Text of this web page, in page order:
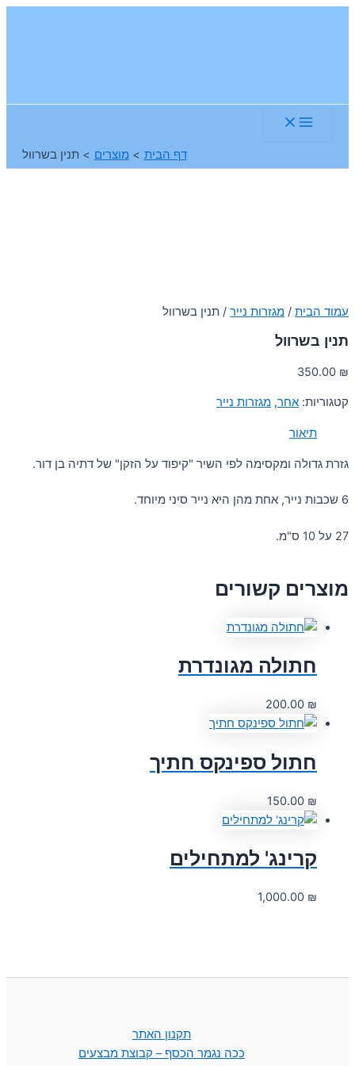
Main
Menu
דף הבית
מוצרים תנין בשרוול
עמוד הבית / מגזרות נייר / תנין בשרוול
תנין בשרוול
350.00 ₪
קטגוריות: אחר, מגזרות נייר
תיאור
גזרת גדולה ומקסימה לפי השיר "קיפוד על הזקן" של דתיה בן דור.
6 שכבות נייר, אחת מהן היא נייר סיני מיוחד.
27 על 10 ס"מ.
מוצרים קשורים
חתולה מגונדרת
200.00 ₪
חתול ספינקס חתיך
150.00 ₪
קרינג' למתחילים
1,000.00 ₪
תקנון האתר
ככה נגמר הכסף – קבוצת מבצעים